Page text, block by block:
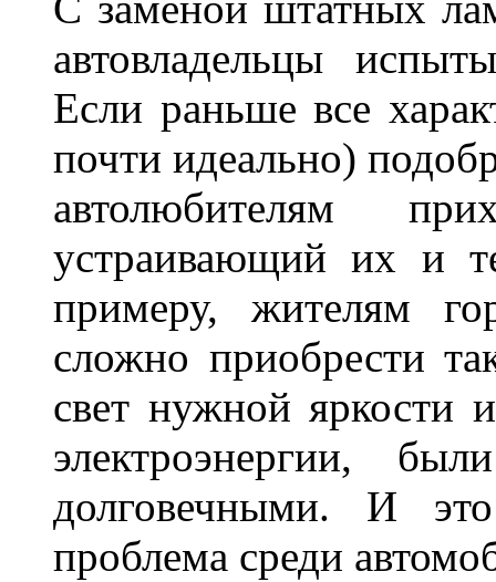
автовладельцы
Если раньше все
почти идеально)
автолюбителям
устраивающий их и
примеру, жителям
сложно приобрести
свет нужной яркости
электроэнергии,
долговечными. И
проблема среди